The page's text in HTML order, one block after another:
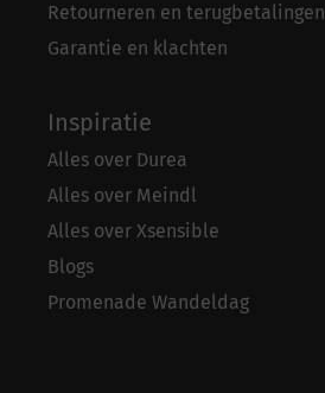
Retourneren en terugbetalingen
Garantie en klachten
Inspiratie
Alles over Durea
Alles over Meindl
Alles over Xsensible
Blogs
Promenade Wandeldag